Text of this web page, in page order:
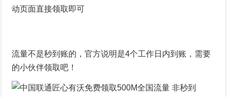
动页面直接领取即可
流量不是秒到账的，官方说明是4个工作日内到账，需要
的小伙伴领取吧！